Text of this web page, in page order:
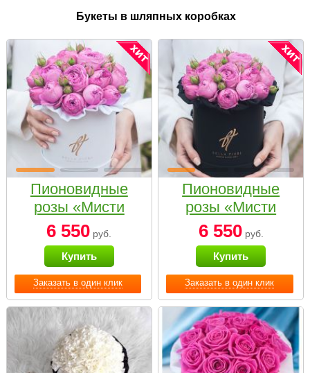
Букеты в шляпных коробках
Заказать в один клик
Пионовидные
розы «Мисти
бабблс» в белой
коробке Small
6 550 руб.
Купить
Заказать в один клик
Пионовидные
розы «Мисти
бабблс» в
черной коробке
Small
6 550руб.
Купить